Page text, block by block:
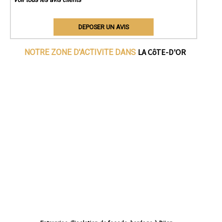
DEPOSER UN AVIS
NOTRE ZONE D'ACTIVITE DANS LA CôTE-D'OR